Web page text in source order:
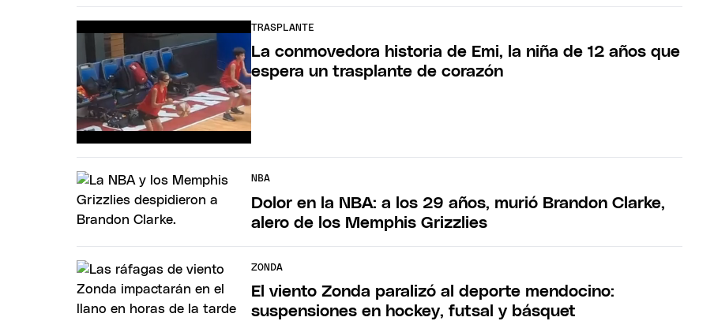
TRASPLANTE
La conmovedora historia de Emi, la niña de 12 años que
espera un trasplante de corazón
NBA
Dolor en la NBA: a los 29 años, murió Brandon Clarke,
alero de los Memphis Grizzlies
ZONDA
El viento Zonda paralizó al deporte mendocino:
suspensiones en hockey, futsal y básquet